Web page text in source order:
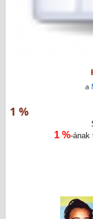
a
1 %
1 %-ának